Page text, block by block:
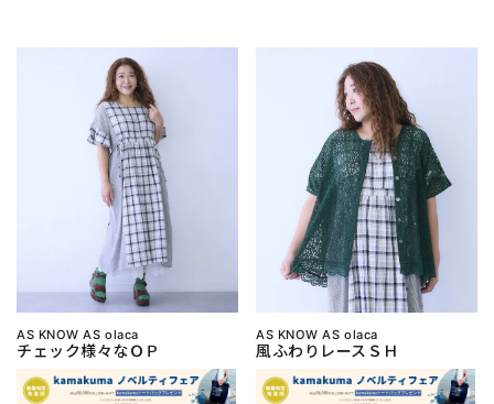
AS KNOW AS olaca
チェック様々なＯＰ
AS KNOW AS olaca
風ふわりレースＳＨ